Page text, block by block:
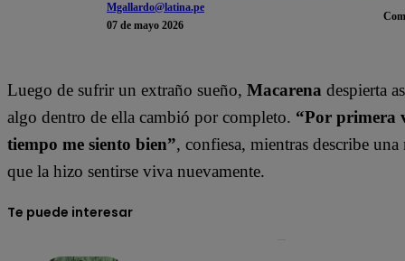
Mgallardo@latina.pe
07 de mayo 2026
Luego de sufrir un extraño sueño, Macarena despierta
algo dentro de ella cambió por completo. “Por primera
tiempo me siento bien”, confiesa, mientras describe
que la hizo sentirse viva nuevamente.
Te puede interesar